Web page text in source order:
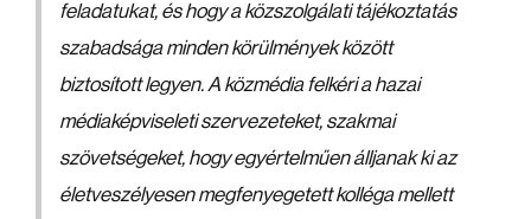
feladatukat, és hogy a közszolgálati tájékoztatás
szabadsága minden körülmények között
biztosított legyen. A közmédia felkéri a hazai
médiaképviseleti szervezeteket, szakmai
szövetségeket, hogy egyértelműen álljanak ki az
életveszélyesen megfenyegetett kolléga mellett